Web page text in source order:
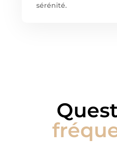
sérénité.